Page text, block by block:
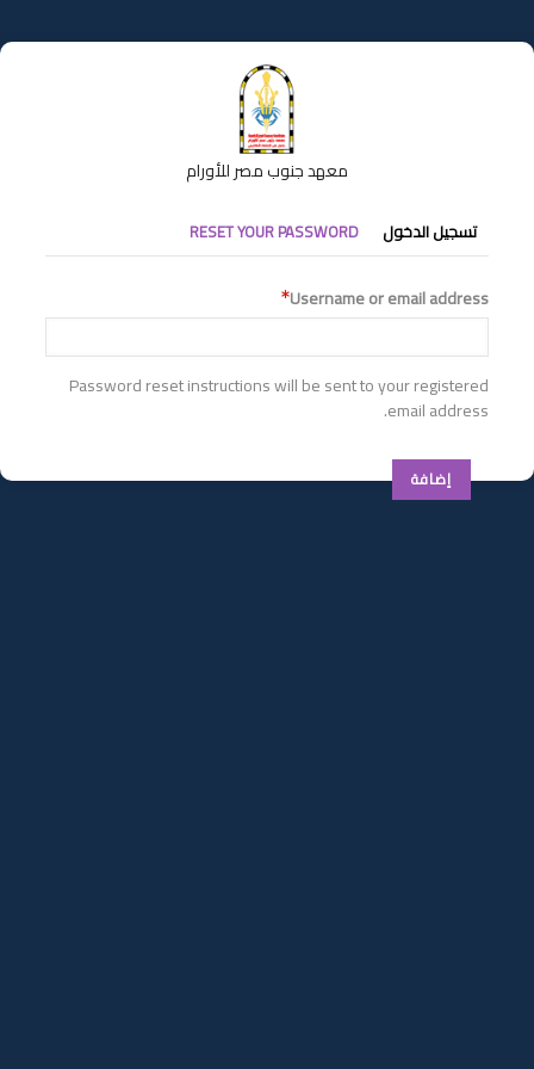
إلى
المحتوى
معهد جنوب مصر للأورام
التبويبات
الأساسية
تسجيل الدخول RESET YOUR PASSWORD
Username or email address
Password reset instructions will be sent to your registered
email address.